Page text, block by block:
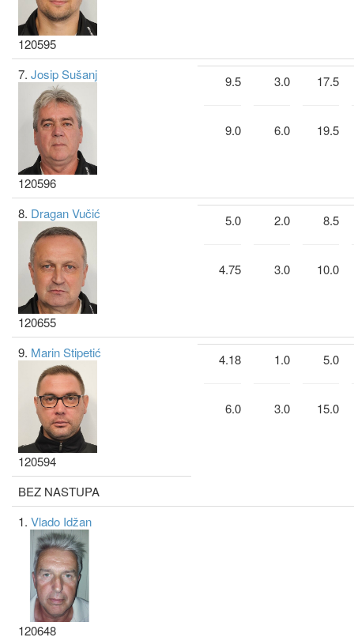
120595
7. Josip Sušanj
120596
9.5
9.0
3.0
6.0
17.5
19.5
8. Dragan Vučić
120655
5.0
4.75
2.0
3.0
8.5
10.0
9. Marin Stipetić
120594
4.18
6.0
1.0
3.0
5.0
15.0
BEZ NASTUPA
1. Vlado Idžan
120648